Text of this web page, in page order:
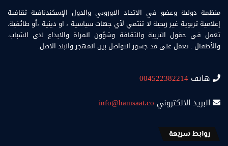
منظمة دولية وعضو في الاتحاد الاوروبي والدول الإسكندنافية ثقافية
إعلامية تربوية غير ربحية لا تنتمي لأي جهات سياسية ، او دينية ،أو طائفية.
تعمل في حقول التربية والثقافة وشؤون المراة والابداع لدى الشباب.
والأطفال . تعمل على مد جسور التواصل بين المهجر والبلد الاصل.
هاتف 004522382214
البريد الالكتروني info@hamsaat.co
روابط سريعة